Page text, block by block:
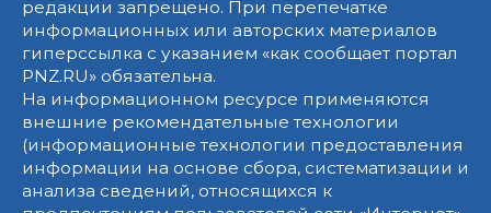
редакции запрещено. При перепечатке
информационных или авторских материалов
гиперссылка с указанием «как сообщает портал
PNZ.RU» обязательна.
На информационном ресурсе применяются
внешние рекомендательные технологии
(информационные технологии предоставления
информации на основе сбора, систематизации и
анализа сведений, относящихся к